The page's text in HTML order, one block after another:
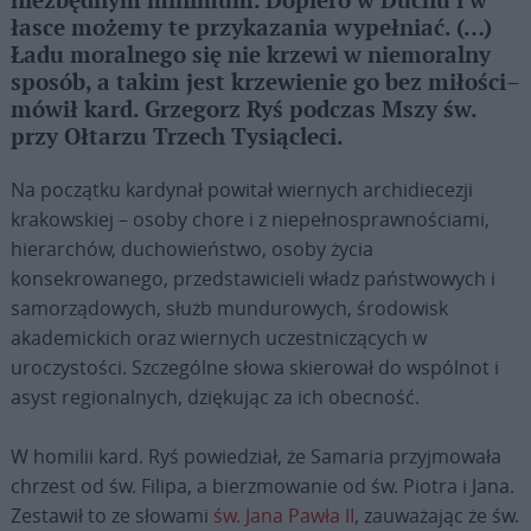
łasce możemy te przykazania wypełniać. (…)
Ładu moralnego się nie krzewi w niemoralny
sposób, a takim jest krzewienie go bez miłości–
mówił kard. Grzegorz Ryś podczas Mszy św.
przy Ołtarzu Trzech Tysiącleci.
Na początku kardynał powitał wiernych archidiecezji
krakowskiej – osoby chore i z niepełnosprawnościami,
hierarchów, duchowieństwo, osoby życia
konsekrowanego, przedstawicieli władz państwowych i
samorządowych, służb mundurowych, środowisk
akademickich oraz wiernych uczestniczących w
uroczystości. Szczególne słowa skierował do wspólnot i
asyst regionalnych, dziękując za ich obecność.
W homilii kard. Ryś powiedział, że Samaria przyjmowała
chrzest od św. Filipa, a bierzmowanie od św. Piotra i Jana.
Zestawił to ze słowami św. Jana Pawła II, zauważając że św.